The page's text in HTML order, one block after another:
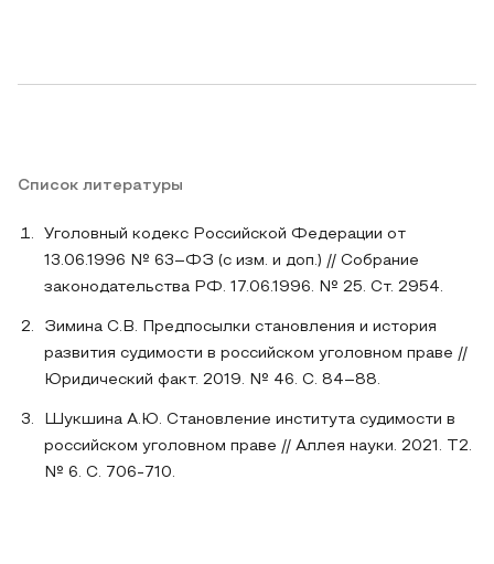
Список литературы
Уголовный кодекс Российской Федерации от
13.06.1996 № 63–ФЗ (с изм. и доп.) // Собрание
законодательства РФ. 17.06.1996. № 25. Ст. 2954.
Зимина С.В. Предпосылки становления и история
развития судимости в российском уголовном праве //
Юридический факт. 2019. № 46. С. 84–88.
Шукшина А.Ю. Становление института судимости в
российском уголовном праве // Аллея науки. 2021. Т2.
№ 6. С. 706-710.